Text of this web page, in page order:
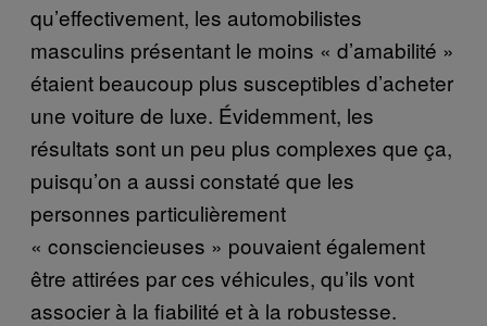
qu’effectivement, les automobilistes
masculins présentant le moins « d’amabilité »
étaient beaucoup plus susceptibles d’acheter
une voiture de luxe. Évidemment, les
résultats sont un peu plus complexes que ça,
puisqu’on a aussi constaté que les
personnes particulièrement
« consciencieuses » pouvaient également
être attirées par ces véhicules, qu’ils vont
associer à la fiabilité et à la robustesse.